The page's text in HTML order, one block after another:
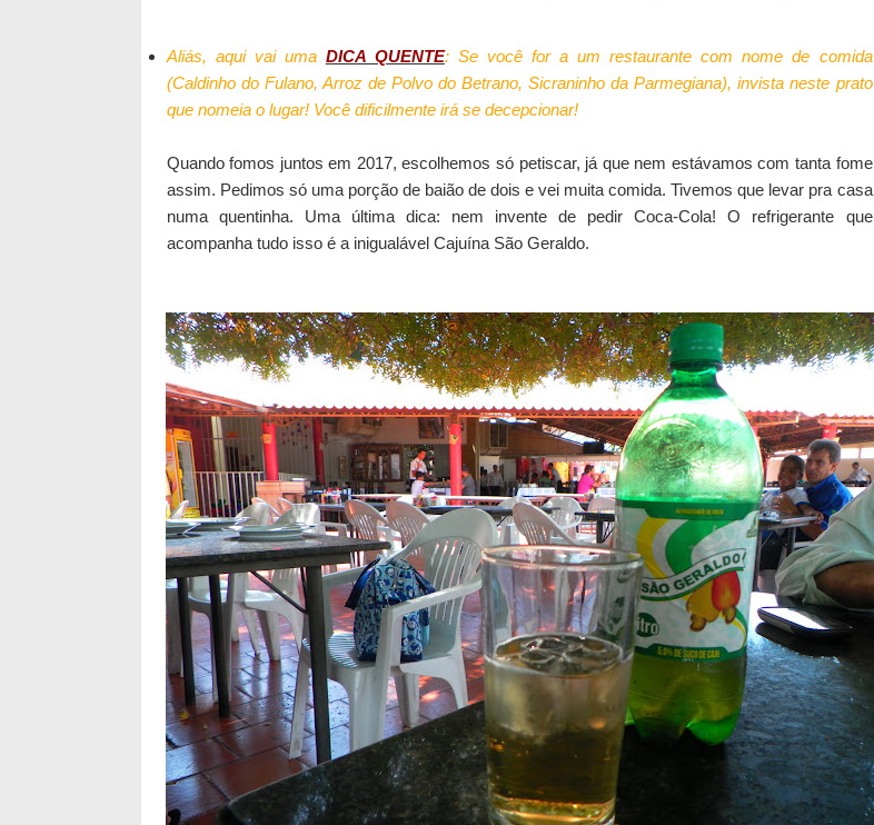
Aliás, aqui vai uma DICA QUENTE: Se você for a um restaurante com nome de comida
(Caldinho do Fulano, Arroz de Polvo do Betrano, Sicraninho da Parmegiana), invista neste prato
que nomeia o lugar! Você dificilmente irá se decepcionar!
Quando fomos juntos em 2017, escolhemos só petiscar, já que nem estávamos com tanta fome
assim. Pedimos só uma porção de baião de dois e vei muita comida. Tivemos que levar pra casa
numa quentinha. Uma última dica: nem invente de pedir Coca-Cola! O refrigerante que
acompanha tudo isso é a inigualável Cajuína São Geraldo.